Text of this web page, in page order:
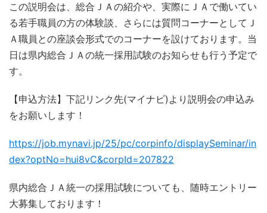
この説明会は、総合ＪＡの紹介や、実際にＪＡで働いてい
る若手職員の方の体験談、さらには質問コーナーとしてＪ
Ａ職員との座談会形式でのコーナーを設けております。当
日は県内総合ＪＡの統一採用試験のお知らせも行う予定で
す。
【申込方法】下記リンク先(マイナビ)より説明会の申込み
をお願いします！
https://job.mynavi.jp/25/pc/corpinfo/displaySeminar/in
dex?optNo=hui8vC&corpId=207822
県内総合ＪＡ統一の採用試験についても、随時エントリー
大募集しております！